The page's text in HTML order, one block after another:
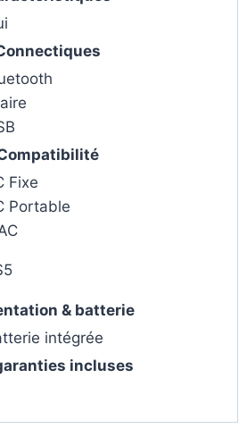
Fixe
Portable
& batterie
intégrée
incluses